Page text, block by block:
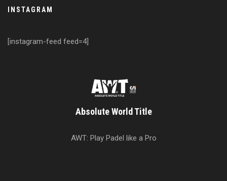
INSTAGRAM
[instagram-feed feed=4]
Absolute World Title
AWT: Play Padel like a Pro